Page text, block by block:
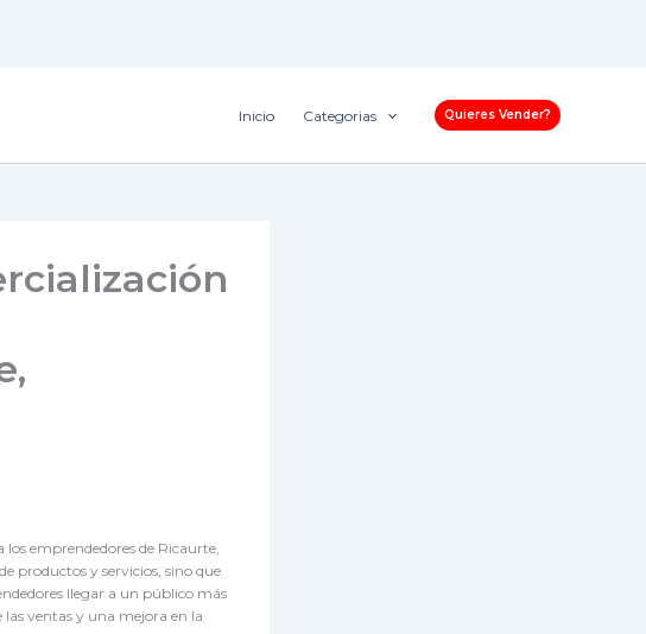
Inicio Categorias Quieres Vender?
emprendedores de Ricaurte,
productos y servicios, sino que
llegar a un público más
ventas y una mejora en la